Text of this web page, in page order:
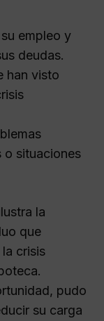
empleo y
deudas.
han visto
o situaciones
la
que
crisis
pudo
su carga